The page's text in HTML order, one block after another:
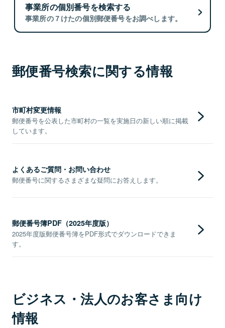
事業所の個別番号を検索する
事業所の７けたの個別郵便番号をお調べします。
郵便番号検索に関する情報
市町村変更情報
郵便番号を公表した市町村の一覧を実施日の新しい順に掲載
しています。
よくあるご質問・お問い合わせ
郵便番号に関するさまざまな疑問にお答えします。
郵便番号簿PDF（2025年度版）
2025年度版郵便番号簿をPDF形式でダウンロードできま
す。
ビジネス・法人のお客さま向け
情報